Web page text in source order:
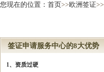
您现在的位置： 首页>>欧洲签证>>
签证申请服务中心的8大优势
1、资质过硬